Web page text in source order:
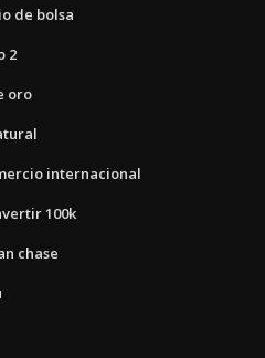
de bolsa
2
oro
internacional
100k
chase